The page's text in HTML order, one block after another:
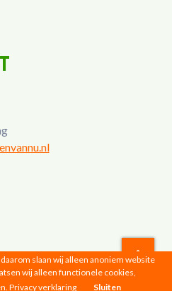
|Privacyverklaring
slaan wij alleen anoniem website
wij alleen functionele cookies,
Privacy verklaring Sluiten